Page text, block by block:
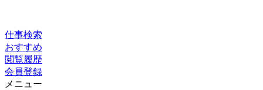
仕事検索
おすすめ
閲覧履歴
会員登録
メニュー